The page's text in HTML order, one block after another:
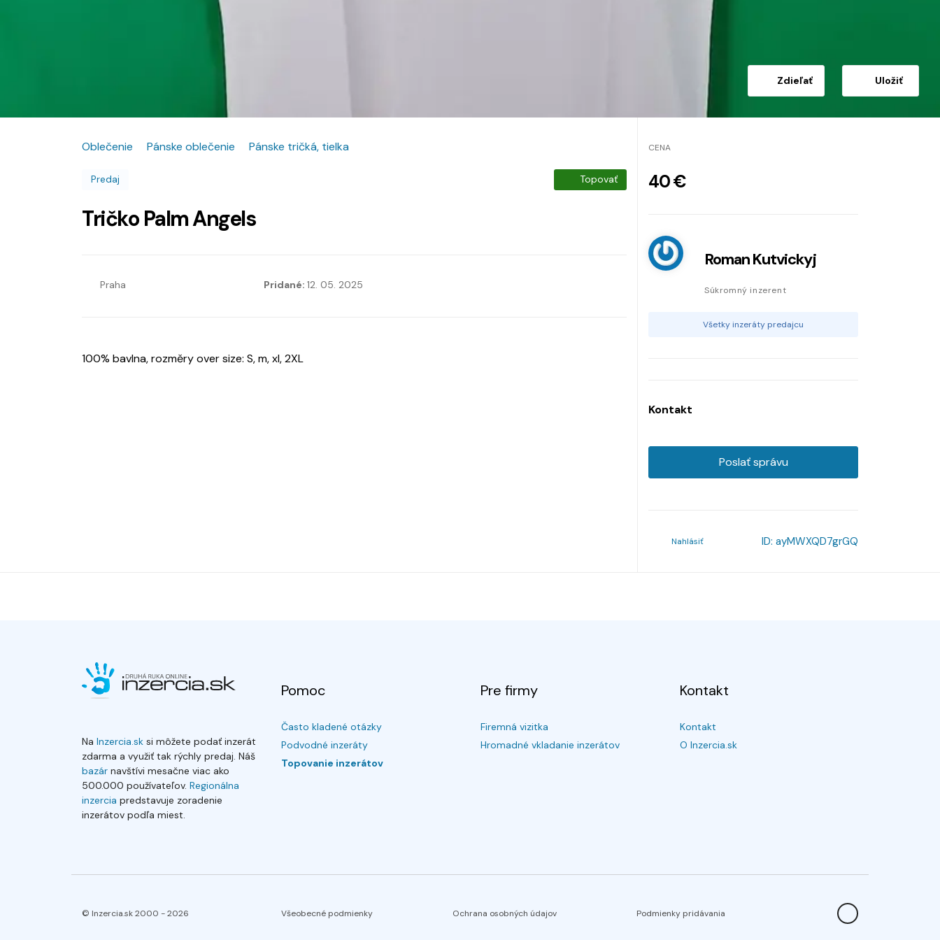
Zdieľať Uložiť
Oblečenie Pánske oblečenie Pánske tričká, tielka
Predaj Topovať
Tričko Palm Angels
Praha Pridané: 12. 05. 2025
100% bavlna, rozměry over size: S, m, xl, 2XL
CENA
40 €
Roman Kutvickyj
Súkromný inzerent
Všetky inzeráty predajcu
Kontakt
Poslať správu
Nahlásiť ID: ayMWXQD7grGQ
Na Inzercia.sk si môžete podať inzerát
zdarma a využiť tak rýchly predaj. Náš
bazár navštívi mesačne viac ako
500.000 používateľov. Regionálna
inzercia predstavuje zoradenie
inzerátov podľa miest.
Pomoc
Často kladené otázky
Podvodné inzeráty
Topovanie inzerátov
Pre firmy
Firemná vizitka
Hromadné vkladanie inzerátov
Kontakt
Kontakt
O Inzercia.sk
© Inzercia.sk 2000 -2026 Všeobecné podmienky Ochrana osobných údajov Podmienky pridávania